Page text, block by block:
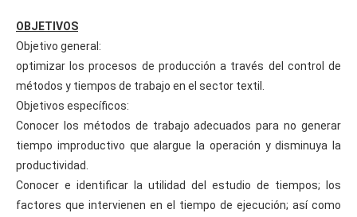
OBJETIVOS
Objetivo general:
optimizar los procesos de producción a través del control de
métodos y tiempos de trabajo en el sector textil.
Objetivos específicos:
Conocer los métodos de trabajo adecuados para no generar
tiempo improductivo que alargue la operación y disminuya la
productividad.
Conocer e identificar la utilidad del estudio de tiempos; los
factores que intervienen en el tiempo de ejecución; así como